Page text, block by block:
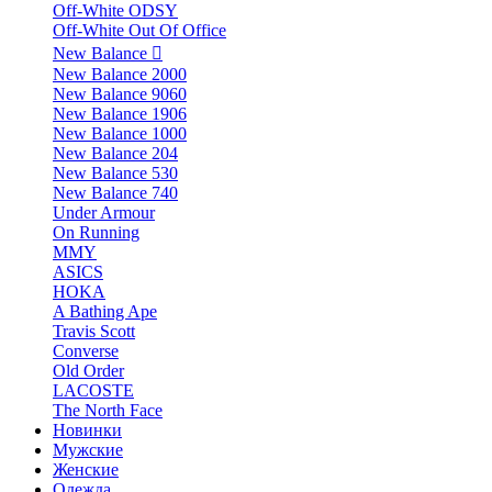
Off-White ODSY
Off-White Out Of Office
New Balance
New Balance 2000
New Balance 9060
New Balance 1906
New Balance 1000
New Balance 204
New Balance 530
New Balance 740
Under Armour
On Running
MMY
ASICS
HOKA
A Bathing Ape
Travis Scott
Converse
Old Order
LACOSTE
The North Face
Новинки
Мужские
Женские